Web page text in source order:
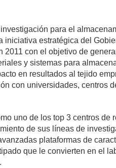
para el
iniciativa estratégica del
2011 con el objetivo de
y sistemas para
en resultados al tejido
con universidades, centros
uno de los top 3 centros de
de sus líneas de
plataformas de
que le convierten en el